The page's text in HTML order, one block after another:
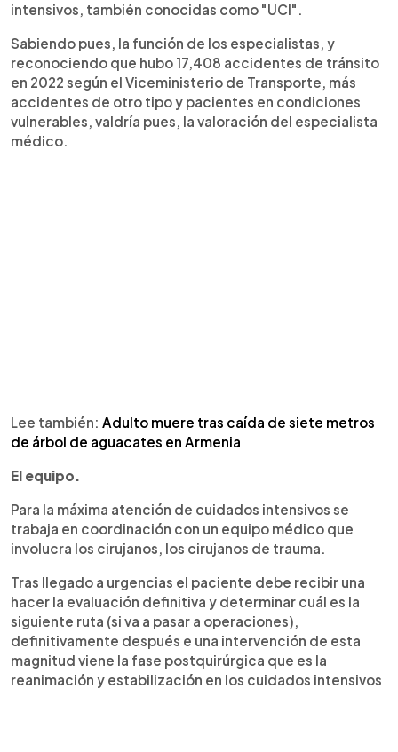
intensivos, también conocidas como "UCI".
Sabiendo pues, la función de los especialistas, y
reconociendo que hubo 17,408 accidentes de tránsito
en 2022 según el Viceministerio de Transporte, más
accidentes de otro tipo y pacientes en condiciones
vulnerables, valdría pues, la valoración del especialista
médico.
Lee también: Adulto muere tras caída de siete metros
de árbol de aguacates en Armenia
El equipo.
Para la máxima atención de cuidados intensivos se
trabaja en coordinación con un equipo médico que
involucra los cirujanos, los cirujanos de trauma.
Tras llegado a urgencias el paciente debe recibir una
hacer la evaluación definitiva y determinar cuál es la
siguiente ruta (si va a pasar a operaciones),
definitivamente después e una intervención de esta
magnitud viene la fase postquirúrgica que es la
reanimación y estabilización en los cuidados intensivos